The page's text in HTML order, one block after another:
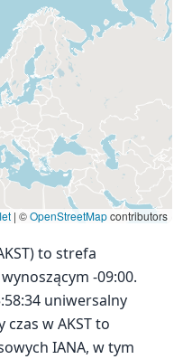
| ©OpenStreetMapcontributors
to strefa
-09:00.
uniwersalny
w AKST to
IANA, w tym